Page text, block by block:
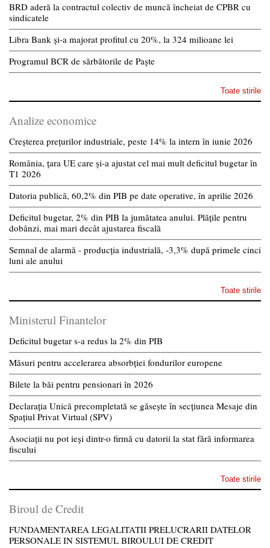
BRD aderă la contractul colectiv de muncă încheiat de CPBR cu
sindicatele
Libra Bank și-a majorat profitul cu 20%, la 324 milioane lei
Programul BCR de sărbătorile de Paște
Toate stirile
Analize economice
Creșterea prețurilor industriale, peste 14% la intern în iunie 2026
România, țara UE care și-a ajustat cel mai mult deficitul bugetar în
T1 2026
Datoria publică, 60,2% din PIB pe date operative, în aprilie 2026
Deficitul bugetar, 2% din PIB la jumătatea anului. Plățile pentru
dobânzi, mai mari decât ajustarea fiscală
Semnal de alarmă - producția industrială, -3,3% după primele cinci
luni ale anului
Toate stirile
Ministerul Finantelor
Deficitul bugetar s-a redus la 2% din PIB
Măsuri pentru accelerarea absorbției fondurilor europene
Bilete la băi pentru pensionari în 2026
Declarația Unică precompletată se găsește în secțiunea Mesaje din
Spațiul Privat Virtual (SPV)
Asociații nu pot ieși dintr-o firmă cu datorii la stat fără informarea
fiscului
Toate stirile
Biroul de Credit
FUNDAMENTAREA LEGALITATII PRELUCRARII DATELOR
PERSONALE IN SISTEMUL BIROULUI DE CREDIT